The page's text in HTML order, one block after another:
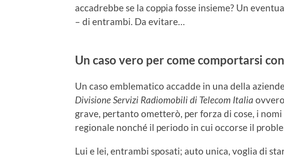
accadrebbe se la coppia fosse insieme? Un
– di entrambi. Da evitare…
Un caso vero per come comportarsi
Un caso emblematico accadde in una della
Divisione Servizi Radiomobili di Telecom Italia ovvero
grave, pertanto ometterò, per forza di cose, i
regionale nonché il periodo in cui occorse il
Lui e lei, entrambi sposati; auto unica, voglia di